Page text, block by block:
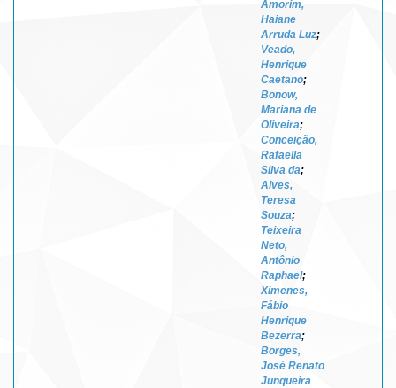
Amorim,
Haiane
Arruda Luz;
Veado,
Henrique
Caetano;
Bonow,
Mariana de
Oliveira;
Conceição,
Rafaella
Silva da;
Alves,
Teresa
Souza;
Teixeira
Neto,
Antônio
Raphael;
Ximenes,
Fábio
Henrique
Bezerra;
Borges,
José Renato
Junqueira